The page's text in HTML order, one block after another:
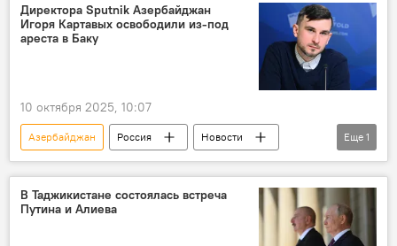
Директора Sputnik Азербайджан
Игоря Картавых освободили из-под
ареста в Баку
10 октября 2025, 10:07
Азербайджан Россия
Новости
СМИ
Еще 1
В Таджикистане состоялась встреча
Путина и Алиева